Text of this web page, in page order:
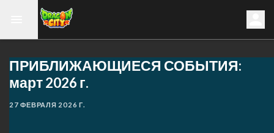
ПРИБЛИЖАЮЩИЕСЯ СОБЫТИЯ:
март 2026 г.
27 ФЕВРАЛЯ 2026 Г.